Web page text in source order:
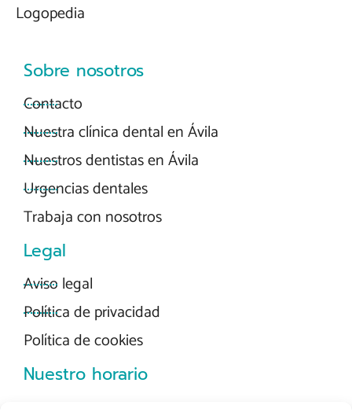
Logopedia
Sobre nosotros
Contacto
Nuestra clínica dental en Ávila
Nuestros dentistas en Ávila
Urgencias dentales
Trabaja con nosotros
Legal
Aviso legal
Política de privacidad
Política de cookies
Nuestro horario